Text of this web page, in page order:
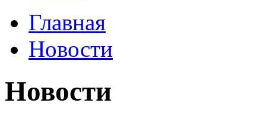
Главная
Новости
Новости